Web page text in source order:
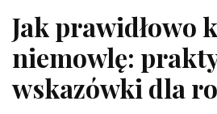
Jak prawidłowo
niemowlę:
wskazówki dla